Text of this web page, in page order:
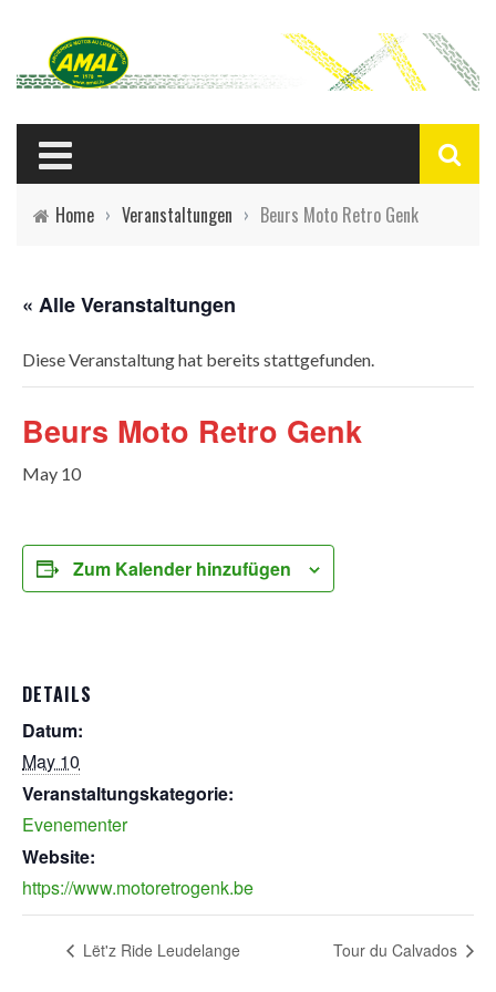
Home › Veranstaltungen › Beurs Moto Retro Genk
« Alle Veranstaltungen
Diese Veranstaltung hat bereits stattgefunden.
Beurs Moto Retro Genk
May 10
Zum Kalender hinzufügen
DETAILS
Datum:
May 10
Veranstaltungskategorie:
Evenementer
Website:
https://www.motoretrogenk.be
Lët'z Ride Leudelange Tour du Calvados